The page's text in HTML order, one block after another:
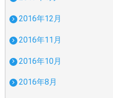
2016年12月
2016年11月
2016年10月
2016年8月